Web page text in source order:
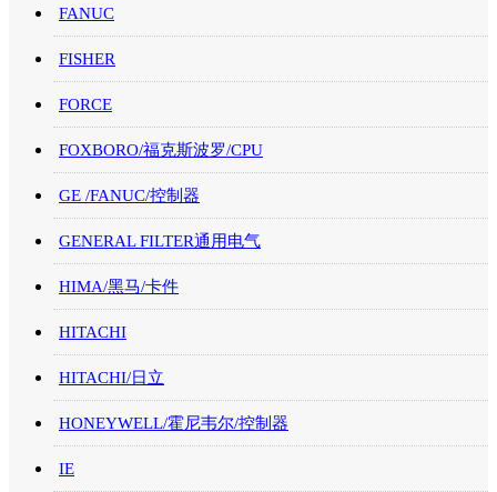
FANUC
FISHER
FORCE
FOXBORO/福克斯波罗/CPU
GE /FANUC/控制器
GENERAL FILTER通用电气
HIMA/黑马/卡件
HITACHI
HITACHI/日立
HONEYWELL/霍尼韦尔/控制器
IE